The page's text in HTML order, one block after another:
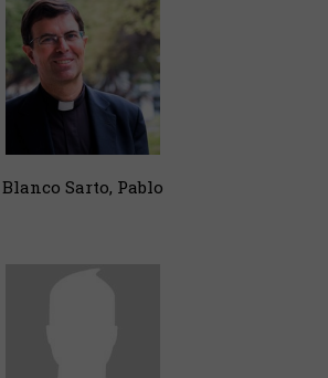
Blanco Sarto, Pablo